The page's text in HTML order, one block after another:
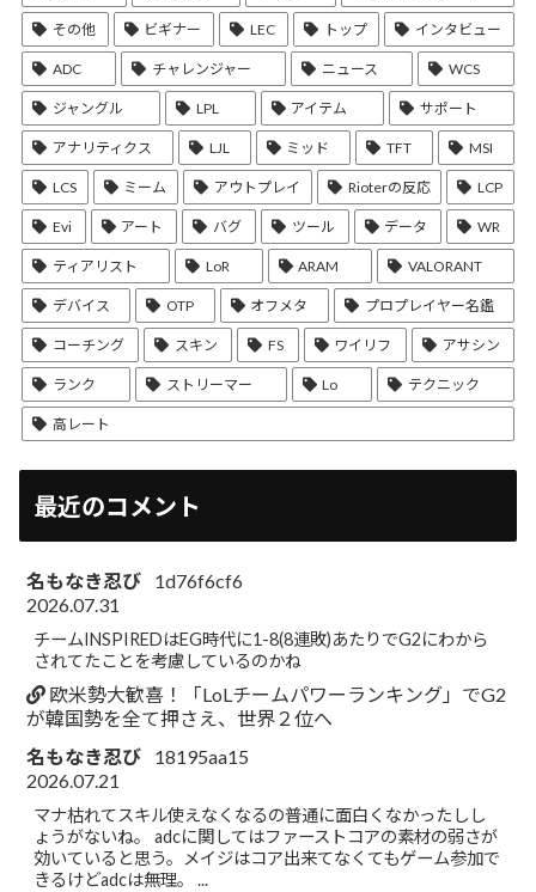
その他 ビギナー LEC トップ インタビュー
ADC チャレンジャー ニュース WCS
ジャングル LPL アイテム サポート
アナリティクス LJL ミッド TFT MSI
LCS ミーム アウトプレイ Rioterの反応 LCP
Evi アート バグ ツール データ WR
ティアリスト LoR ARAM VALORANT
デバイス OTP オフメタ プロプレイヤー名鑑
コーチング スキン FS ワイリフ アサシン
ランク ストリーマー Lo テクニック
高レート
最近のコメント
名もなき忍び
1d76f6cf6
2026.07.31
チームINSPIREDはEG時代に1-8(8連敗)あたりでG2にわから
されてたことを考慮しているのかね
欧米勢大歓喜！「LoLチームパワーランキング」でG2
が韓国勢を全て押さえ、世界２位へ
名もなき忍び
18195aa15
2026.07.21
マナ枯れてスキル使えなくなるの普通に面白くなかったしし
ょうがないね。 adcに関してはファーストコアの素材の弱さが
効いていると思う。メイジはコア出来てなくてもゲーム参加で
きるけどadcは無理。 ...